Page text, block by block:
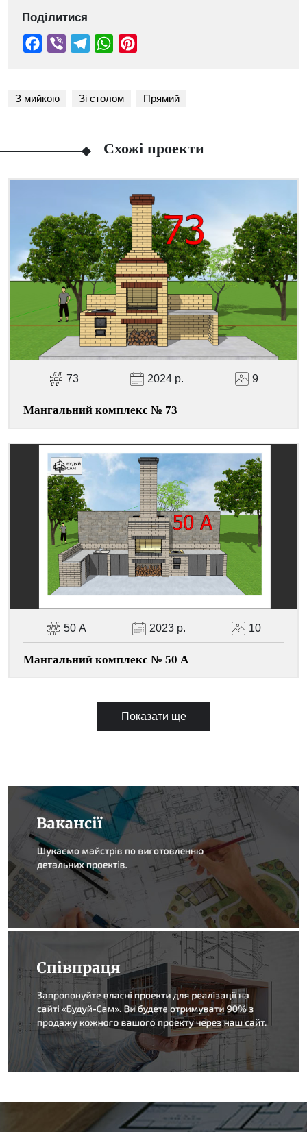
Поділитися
Facebook
ViberTelegramWhatsApp
Pinterest
З мийкою Зі столом Прямий
Схожі проекти
73 2024 р. 9
Мангальний комплекс № 73
50 А 2023 р. 10
Мангальний комплекс № 50 А
Показати ще